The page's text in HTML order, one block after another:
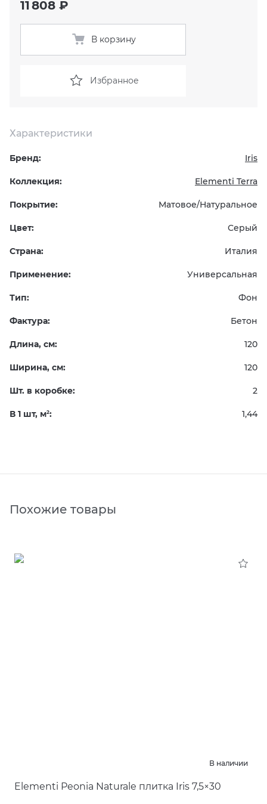
KERAMA MARAZZI
PAMESA
ГРАНИТЕЯ
УРАЛЬСКИЙ ГРАНИТ
XLIGHT XTONE URBATEK
XXL Pamesa
СМЕСИТЕЛИ
УНИТАЗЫ И ПИCCУАРЫ
Характеристики
Бренд: Iris
Коллекция: Elementi Terra
Покрытие: Матовое/Натуральное
Цвет: Серый
Страна: Италия
Применение: Универсальная
Тип: Фон
Фактура: Бетон
Длина, см: 120
Ширина, см: 120
Шт. в коробке: 2
В 1 шт, м2: 1,44
11 808 ₽
В корзину
Избранное
Похожие товары
В наличии
Elementi Peonia Naturale плитка Iris 7,5×30